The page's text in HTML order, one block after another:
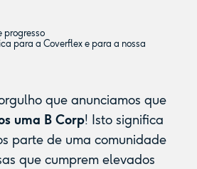
progresso
para a Coverflex e para a nossa
que anunciamos que
uma B Corp! Isto significa
parte de uma comunidade
que cumprem elevados